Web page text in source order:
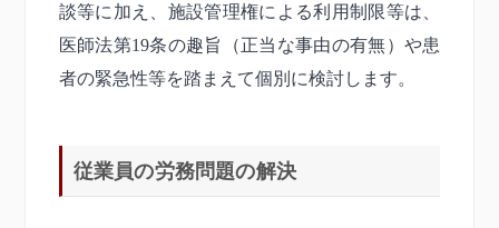
談等に加え、施設管理権による利用制限等は、
医師法第19条の趣旨（正当な事由の有無）や患
者の緊急性等を踏まえて個別に検討します。
従業員の労務問題の解決